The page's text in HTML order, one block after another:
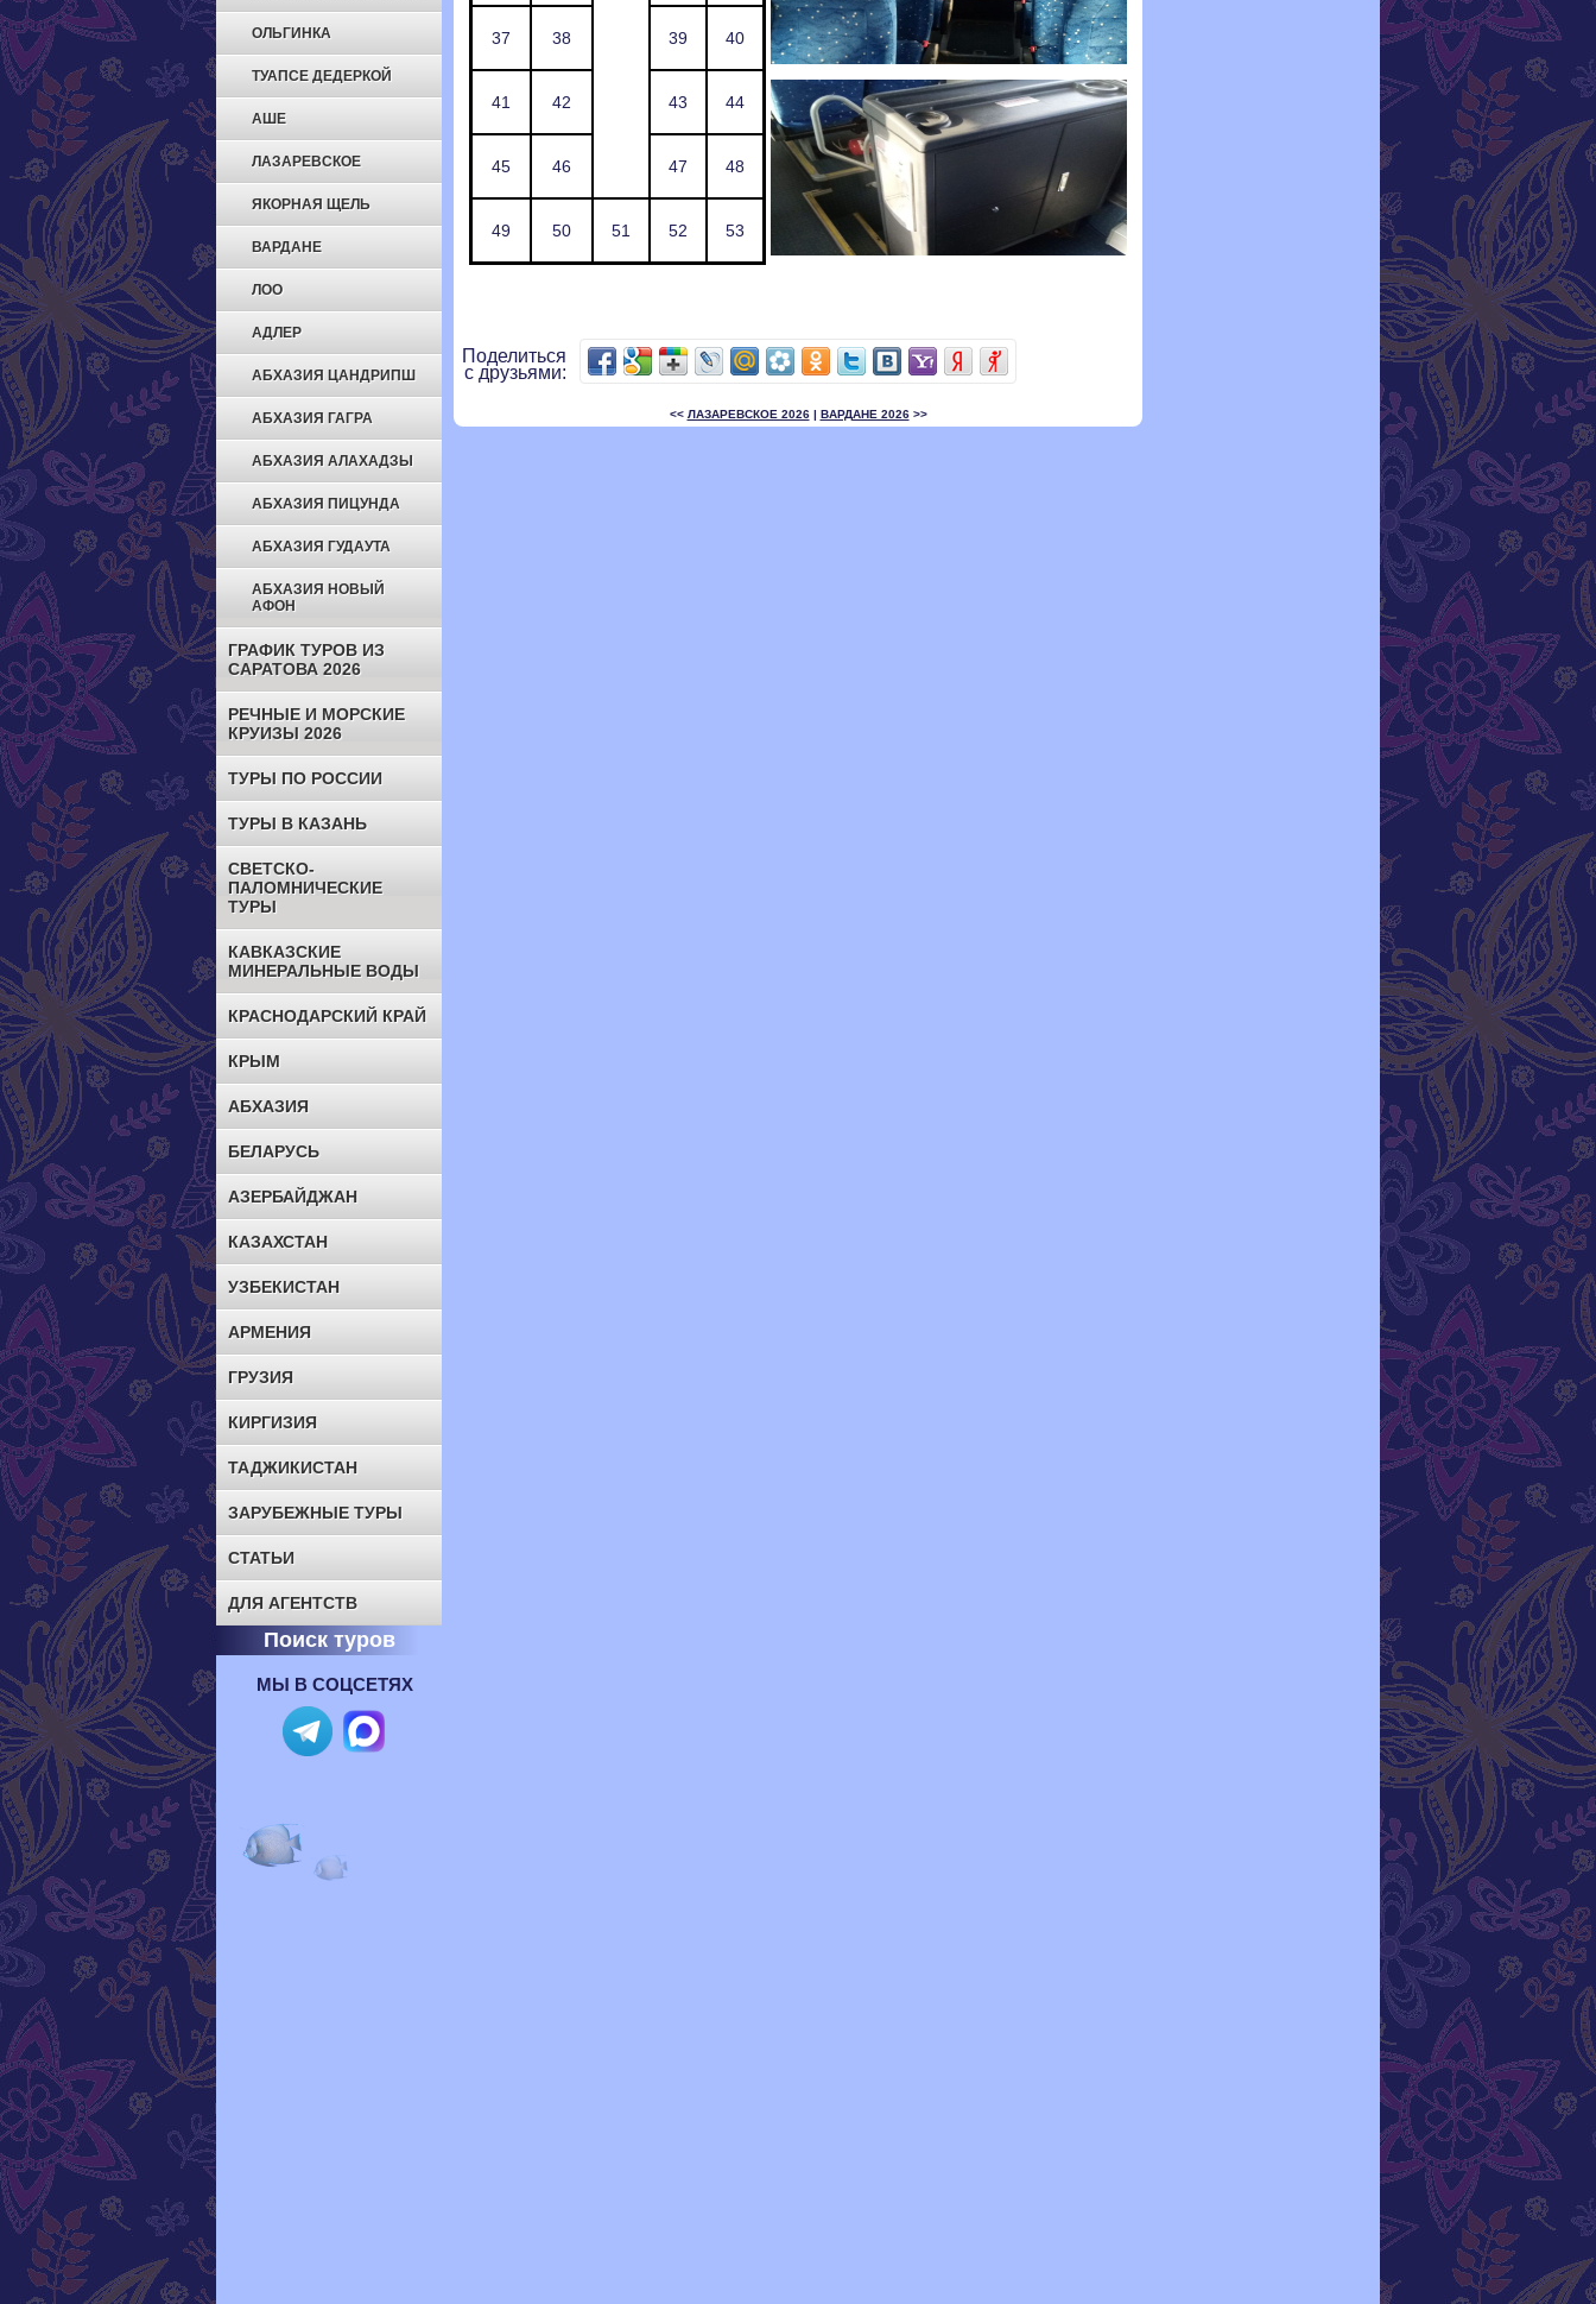
ОЛЬГИНКА
ТУАПСЕ ДЕДЕРКОЙ
АШЕ
ЛАЗАРЕВСКОЕ
ЯКОРНАЯ ЩЕЛЬ
ВАРДАНЕ
ЛОО
АДЛЕР
АБХАЗИЯ ЦАНДРИПШ
АБХАЗИЯ ГАГРА
АБХАЗИЯ АЛАХАДЗЫ
АБХАЗИЯ ПИЦУНДА
АБХАЗИЯ ГУДАУТА
АБХАЗИЯ НОВЫЙ
АФОН
ГРАФИК ТУРОВ ИЗ
САРАТОВА 2026
РЕЧНЫЕ И МОРСКИЕ
КРУИЗЫ 2026
ТУРЫ ПО РОССИИ
ТУРЫ В КАЗАНЬ
СВЕТСКО-
ПАЛОМНИЧЕСКИЕ
ТУРЫ
КАВКАЗСКИЕ
МИНЕРАЛЬНЫЕ ВОДЫ
КРАСНОДАРСКИЙ КРАЙ
КРЫМ
АБХАЗИЯ
БЕЛАРУСЬ
АЗЕРБАЙДЖАН
КАЗАХСТАН
УЗБЕКИСТАН
АРМЕНИЯ
ГРУЗИЯ
КИРГИЗИЯ
ТАДЖИКИСТАН
ЗАРУБЕЖНЫЕ ТУРЫ
СТАТЬИ
ДЛЯ АГЕНТСТВ
Поиск туров
МЫ В СОЦСЕТЯХ
37 38 39 40
41 42 43 44
45 46 47 48
49 50 51 52 53
Поделиться
с друзьями:
<< ЛАЗАРЕВСКОЕ 2026| ВАРДАНЕ 2026>>